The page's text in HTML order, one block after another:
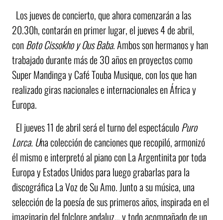
Los jueves de concierto, que ahora comenzarán a las
20.30h, contarán en primer lugar, el jueves 4 de abril,
conBoto Cissokho y Ous Baba. Ambos son hermanos y han
trabajado durante más de 30 años en proyectos como
Super Mandinga y Café Touba Musique, con los que han
realizado giras nacionales e internacionales en África y
Europa.
El jueves 11 de abril será el turno del espectáculo Puro
Lorca. Una colección de canciones que recopiló, armonizó
él mismo e interpretó al piano con La Argentinita por toda
Europa y Estados Unidos para luego grabarlas para la
discográfica La Voz de Su Amo. Junto a su música, una
selección de la poesía de sus primeros años, inspirada en el
imaginario del folclore andaluz… y todo acompañado de un